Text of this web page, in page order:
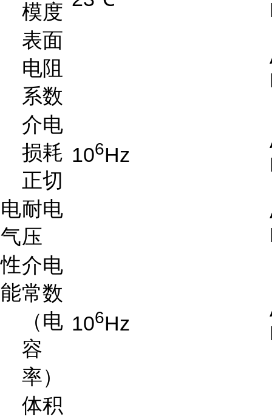
模度
电
气
性
能
表面
电阻
系数
介电
损耗
正切
106Hz
耐电
压
介电
常数
（电
容
率）
106Hz
体积